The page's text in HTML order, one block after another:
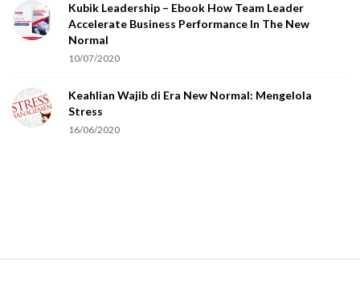
Kubik Leadership – Ebook How Team Leader
Accelerate Business Performance In The New
Normal
10/07/2020
Keahlian Wajib di Era New Normal: Mengelola
Stress
16/06/2020